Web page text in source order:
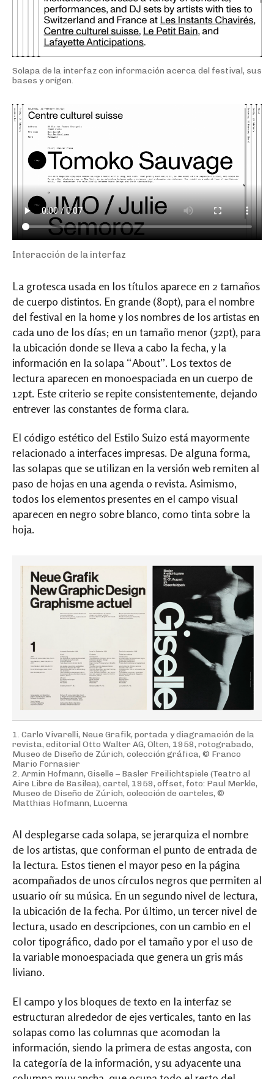
Solapa de la interfaz con información acerca del festival, sus
bases y orígen.
Interacción de la interfaz
La grotesca usada en los títulos aparece en 2 tamaños
de cuerpo distintos. En grande (80pt), para el nombre
del festival en la home y los nombres de los artistas en
cada uno de los días; en un tamaño menor (32pt), para
la ubicación donde se lleva a cabo la fecha, y la
información en la solapa “About”. Los textos de
lectura aparecen en monoespaciada en un cuerpo de
12pt. Este criterio se repite consistentemente, dejando
entrever las constantes de forma clara.
El código estético del Estilo Suizo está mayormente
relacionado a interfaces impresas. De alguna forma,
las solapas que se utilizan en la versión web remiten al
paso de hojas en una agenda o revista. Asimismo,
todos los elementos presentes en el campo visual
aparecen en negro sobre blanco, como tinta sobre la
hoja.
1. Carlo Vivarelli, Neue Grafik, portada y diagramación de la
revista, editorial Otto Walter AG, Olten, 1958, rotograbado,
Museo de Diseño de Zúrich, colección gráfica, © Franco
Mario Fornasier
2. Armin Hofmann, Giselle – Basler Freilichtspiele (Teatro al
Aire Libre de Basilea), cartel, 1959, offset, foto: Paul Merkle,
Museo de Diseño de Zúrich, colección de carteles, ©
Matthias Hofmann, Lucerna
Al desplegarse cada solapa, se jerarquiza el nombre
de los artistas, que conforman el punto de entrada de
la lectura. Estos tienen el mayor peso en la página
acompañados de unos círculos negros que permiten al
usuario oír su música. En un segundo nivel de lectura,
la ubicación de la fecha. Por último, un tercer nivel de
lectura, usado en descripciones, con un cambio en el
color tipográfico, dado por el tamaño y por el uso de
la variable monoespaciada que genera un gris más
liviano.
El campo y los bloques de texto en la interfaz se
estructuran alrededor de ejes verticales, tanto en las
solapas como las columnas que acomodan la
información, siendo la primera de estas angosta, con
la categoría de la información, y su adyacente una